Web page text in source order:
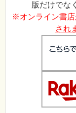
版だけでな
※オンライン書店
され